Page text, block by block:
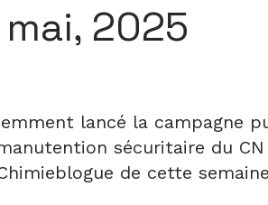
2025
lancé la campagne
sécuritaire du CN
de cette